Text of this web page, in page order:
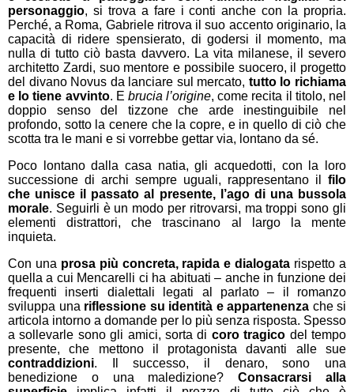
personaggio, si trova a fare i conti anche con la propria.
Perché, a Roma, Gabriele ritrova il suo accento originario, la
capacità di ridere spensierato, di godersi il momento, ma
nulla di tutto ciò basta davvero. La vita milanese, il severo
architetto Zardi, suo mentore e possibile suocero, il progetto
del divano Novus da lanciare sul mercato, tutto lo richiama
e lo tiene avvinto. E brucia l’origine, come recita il titolo, nel
doppio senso del tizzone che arde inestinguibile nel
profondo, sotto la cenere che la copre, e in quello di ciò che
scotta tra le mani e si vorrebbe gettar via, lontano da sé.
Poco lontano dalla casa natia, gli acquedotti, con la loro
successione di archi sempre uguali, rappresentano il filo
che unisce il passato al presente, l’ago di una bussola
morale. Seguirli è un modo per ritrovarsi, ma troppi sono gli
elementi distrattori, che trascinano al largo la mente
inquieta.
Con una prosa più concreta, rapida e dialogata rispetto a
quella a cui Mencarelli ci ha abituati – anche in funzione dei
frequenti inserti dialettali legati al parlato – il romanzo
sviluppa una riflessione su identità e appartenenza che si
articola intorno a domande per lo più senza risposta. Spesso
a sollevarle sono gli amici, sorta di coro tragico del tempo
presente, che mettono il protagonista davanti alle sue
contraddizioni. Il successo, il denaro, sono una
benedizione o una maledizione?Consacrarsi alla